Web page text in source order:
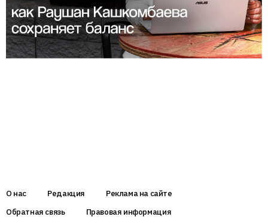
О нас Редакция
Реклама на сайте
Обратная связь
Правовая информация